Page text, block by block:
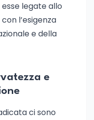
legate allo
l’esigenza
e della
e
ci sono